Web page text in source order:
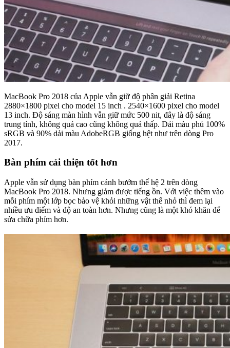
MacBook Pro 2018 của Apple vẫn giữ độ phân giải Retina
2880×1800 pixel cho model 15 inch . 2540×1600 pixel cho model
13 inch. Độ sáng màn hình vẫn giữ mức 500 nit, đây là độ sáng
trung tính, không quá cao cũng không quá thấp. Dải màu phủ 100%
sRGB và 90% dải màu AdobeRGB giống hệt như trên dòng Pro
2017.
Bàn phím cải thiện tốt hơn
Apple vẫn sử dụng bàn phím cánh bướm thế hệ 2 trên dòng
MacBook Pro 2018. Nhưng giảm được tiếng ồn. Với việc thêm vào
mỗi phím một lớp bọc bảo vệ khỏi những vật thể nhỏ thì đem lại
nhiều ưu điểm và độ an toàn hơn. Nhưng cũng là một khó khăn để
sửa chữa phím hơn.